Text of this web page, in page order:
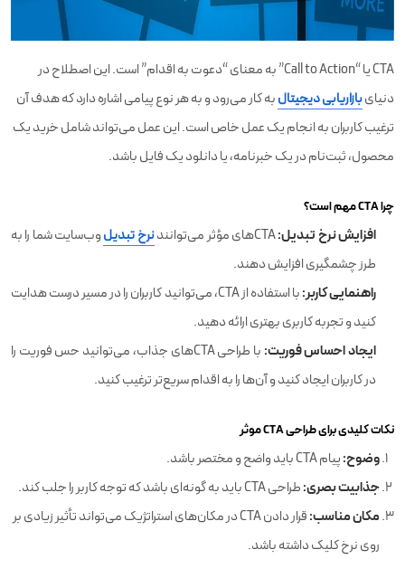
CTA یا “Call to Action” به معنای “دعوت به اقدام” است. این اصطلاح در
دنیایبازاریابی دیجیتالبه کار می‌رود و به هر نوع پیامی اشاره دارد که هدف آن
ترغیب کاربران به انجام یک عمل خاص است. این عمل می‌تواند شامل خرید یک
محصول، ثبت‌نام در یک خبرنامه، یا دانلود یک فایل باشد.
چرا CTA مهم است؟
افزایش نرخ تبدیل:CTA‌های مؤثر می‌توانند نرخ تبدیلوب‌سایت شما را به
طرز چشمگیری افزایش دهند.
راهنمایی کاربر:
با استفاده از CTA، می‌توانید کاربران را در مسیر درست هدایت
کنید و تجربه کاربری بهتری ارائه دهید.
ایجاد احساس فوریت:
با طراحی CTA‌های جذاب، می‌توانید حس فوریت را
در کاربران ایجاد کنید و آن‌ها را به اقدام سریع‌تر ترغیب کنید.
نکات کلیدی برای طراحی CTA موثر
وضوح:پیام CTA باید واضح و مختصر باشد.
جذابیت بصری:طراحی CTA باید به گونه‌ای باشد که توجه کاربر را جلب کند.
مکان مناسب:
قرار دادن CTA در مکان‌های استراتژیک می‌تواند تأثیر زیادی بر
روی نرخ کلیک داشته باشد.